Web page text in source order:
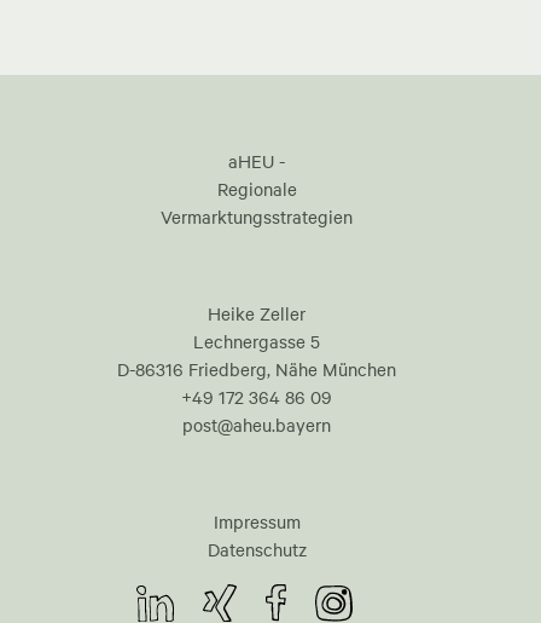
aHEU -
Regionale
Vermarktungsstrategien
Heike Zeller
Lechnergasse 5
D-86316 Friedberg, Nähe München
+49 172 364 86 09
post@aheu.bayern
Impressum
Datenschutz